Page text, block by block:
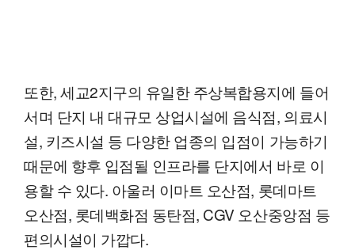
또한, 세교2지구의 유일한 주상복합용지에 들어
서며 단지 내 대규모 상업시설에 음식점, 의료시
설, 키즈시설 등 다양한 업종의 입점이 가능하기
때문에 향후 입점될 인프라를 단지에서 바로 이
용할 수 있다. 아울러 이마트 오산점, 롯데마트
오산점, 롯데백화점 동탄점, CGV 오산중앙점 등
편의시설이 가깝다.